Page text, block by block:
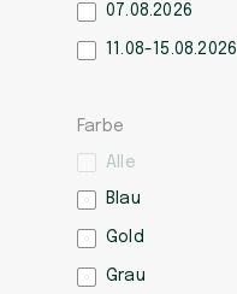
07.08.2026
11.08-15.08.2026
Farbe
Alle
Blau
Gold
Grau